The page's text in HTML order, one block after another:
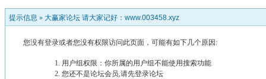
提示信息 » 大赢家论坛 请大家记好：www.003458.xyz
您没有登录或者您没有权限访问此页面，可能有如下几个原因:
用户组权限：你所属的用户组不能使用搜索功能
您还不是论坛会员,请先登录论坛